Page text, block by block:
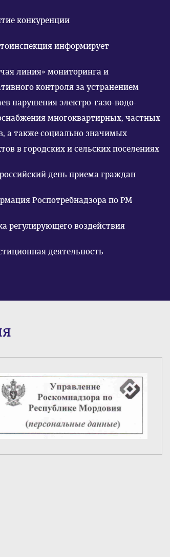
конкуренции
информирует
линия» мониторинга и
контроля за устранением
нарушения электро-газо-водо-
многоквартирных, частных
а также социально значимых
в городских и сельских поселениях
день приема граждан
Роспотребнадзора по РМ
регулирующего воздействия
деятельность